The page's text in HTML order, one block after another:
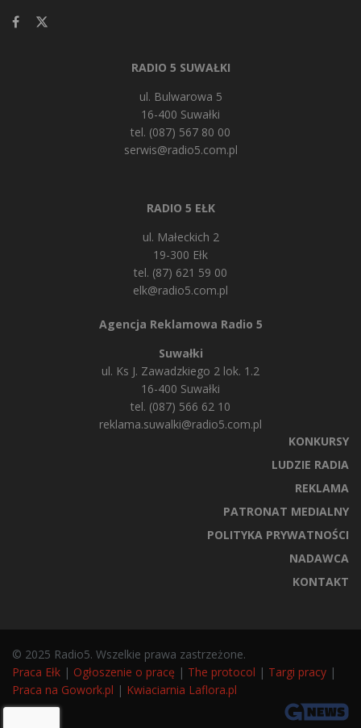
RADIO 5 SUWAŁKI
ul. Bulwarowa 5
16-400 Suwałki
tel. (087) 567 80 00
serwis@radio5.com.pl
RADIO 5 EŁK
ul. Małeckich 2
19-300 Ełk
tel. (87) 621 59 00
elk@radio5.com.pl
Agencja Reklamowa Radio 5
Suwałki
ul. Ks J. Zawadzkiego 2 lok. 1.2
16-400 Suwałki
tel. (087) 566 62 10
reklama.suwalki@radio5.com.pl
KONKURSY
LUDZIE RADIA
REKLAMA
PATRONAT MEDIALNY
POLITYKA PRYWATNOŚCI
NADAWCA
KONTAKT
© 2025 Radio5. Wszelkie prawa zastrzeżone.
Praca Ełk | Ogłoszenie o pracę | The protocol | Targi pracy |
Praca na Gowork.pl | Kwiaciarnia Laflora.pl